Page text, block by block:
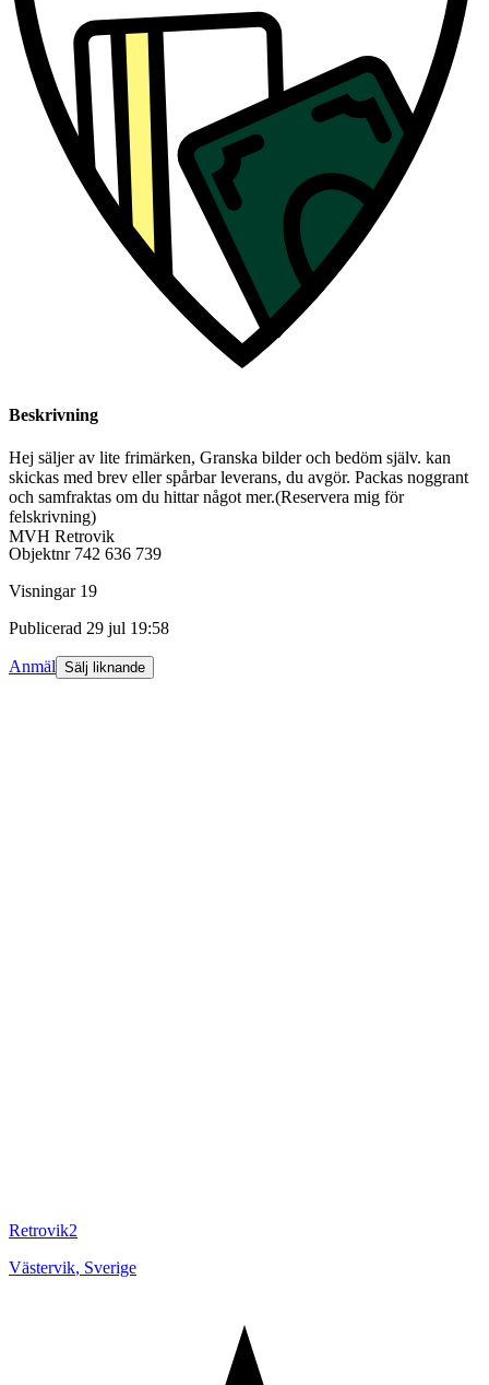
Beskrivning
Hej säljer av lite frimärken, Granska bilder och bedöm själv. kan
skickas med brev eller spårbar leverans, du avgör. Packas noggrant
och samfraktas om du hittar något mer.(Reservera mig för
felskrivning)
MVH Retrovik
Objektnr 742 636 739
Visningar 19
Publicerad 29 jul 19:58
Anmäl Sälj liknande
Retrovik2
Västervik, Sverige